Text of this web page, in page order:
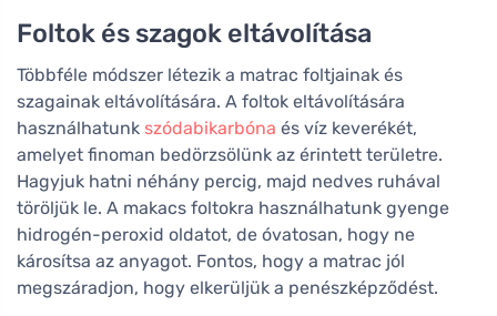
Foltok és szagok eltávolítása
Többféle módszer létezik a matrac foltjainak és
szagainak eltávolítására. A foltok eltávolítására
használhatunk szódabikarbóna és víz keverékét,
amelyet finoman bedörzsölünk az érintett területre.
Hagyjuk hatni néhány percig, majd nedves ruhával
töröljük le. A makacs foltokra használhatunk gyenge
hidrogén-peroxid oldatot, de óvatosan, hogy ne
károsítsa az anyagot. Fontos, hogy a matrac jól
megszáradjon, hogy elkerüljük a penészképződést.